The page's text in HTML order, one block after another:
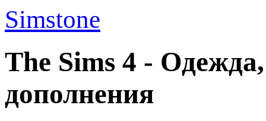
Simstone
The Sims 4 -
дополнения